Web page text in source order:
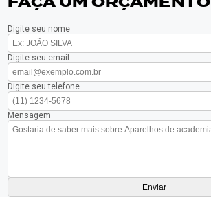
Digite seu nome
Digite seu email
Digite seu telefone
Mensagem